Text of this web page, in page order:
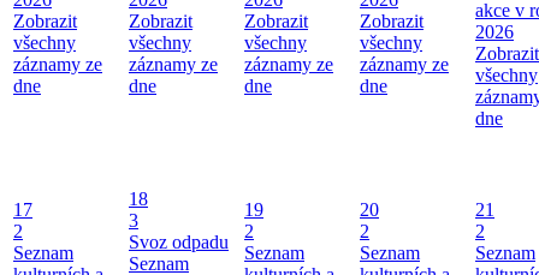
Zobrazit
všechny
záznamy ze
dne
Zobrazit
všechny
záznamy ze
dne
Zobrazit
všechny
záznamy ze
dne
Zobrazit
všechny
záznamy ze
dne
akce v
2026
Zobrazit
všechny
dne
17
2
Seznam
18
3
Svoz odpadu
Seznam
19
2
Seznam
20
2
Seznam
21
2
Seznam